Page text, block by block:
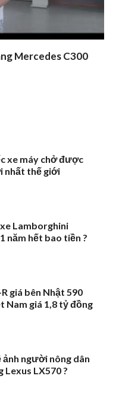
Mercedes C300
xe máy chở được
nhất thế giới
Lamborghini
năm hết bao tiền ?
giá bên Nhật 590
Nam giá 1,8 tỷ đồng
người nông dân
Lexus LX570 ?